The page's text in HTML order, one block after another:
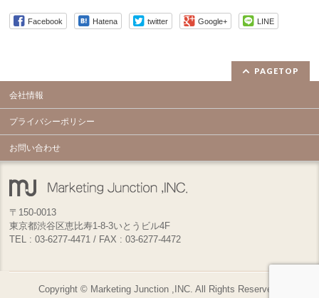
Facebook Hatena twitter Google+ LINE
PAGETOP
会社情報
プライバシーポリシー
お問い合わせ
〒150-0013
東京都渋谷区恵比寿1-8-3いとうビル4F
TEL : 03-6277-4471 / FAX : 03-6277-4472
Copyright © Marketing Junction ,INC. All Rights Reserved.